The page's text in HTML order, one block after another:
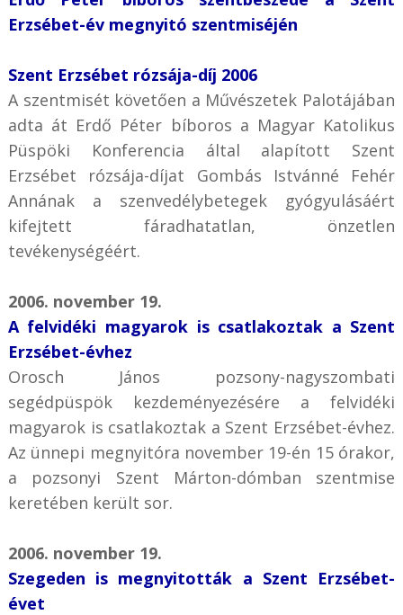
Erzsébet-év megnyitó szentmiséjén
Szent Erzsébet rózsája-díj 2006
A szentmisét követően a Művészetek Palotájában
adta át Erdő Péter bíboros a Magyar Katolikus
Püspöki Konferencia által alapított Szent
Erzsébet rózsája-díjat Gombás Istvánné Fehér
Annának a szenvedélybetegek gyógyulásáért
kifejtett fáradhatatlan, önzetlen
tevékenységéért.
2006. november 19.
A felvidéki magyarok is csatlakoztak a Szent
Erzsébet-évhez
Orosch János pozsony-nagyszombati
segédpüspök kezdeményezésére a felvidéki
magyarok is csatlakoztak a Szent Erzsébet-évhez.
Az ünnepi megnyitóra november 19-én 15 órakor,
a pozsonyi Szent Márton-dómban szentmise
keretében került sor.
2006. november 19.
Szegeden is megnyitották a Szent Erzsébet-
évet